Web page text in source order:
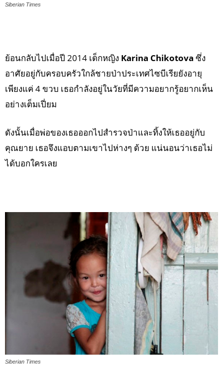
Siberian Times
ย้อนกลับไปเมื่อปี 2014 เด็กหญิง Karina Chikotova ซึ่ง
อาศัยอยู่กับครอบครัวใกล้ชายป่าประเทศไซบีเรียยังอายุ
เพียงแค่ 4 ขวบ เธอกำลังอยู่ในวัยที่มีความอยากรู้อยากเห็น
อย่างเต็มเปี่ยม
ดังนั้นเมื่อพ่อของเธอออกไปสำรวจป่าและทิ้งให้เธออยู่กับ
คุณยาย เธอจึงแอบตามเขาไปห่างๆ ด้วย แน่นอนว่าเธอไม่
ได้บอกใครเลย
Siberian Times